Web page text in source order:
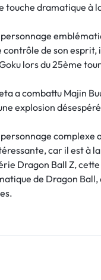
touche dramatique à
de son
lors du 25ème
a combattu Majin
explosion
car il est à
Dragon Ball Z,
de Dragon